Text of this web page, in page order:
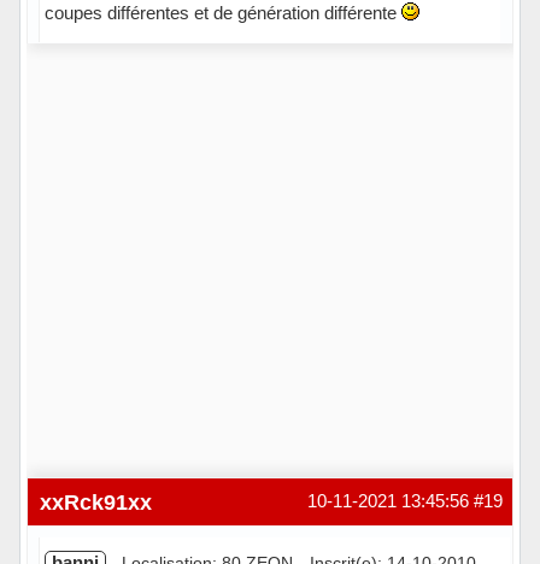
coupes différentes et de génération différente
#19
10-11-2021 13:45:56
xxRck91xx